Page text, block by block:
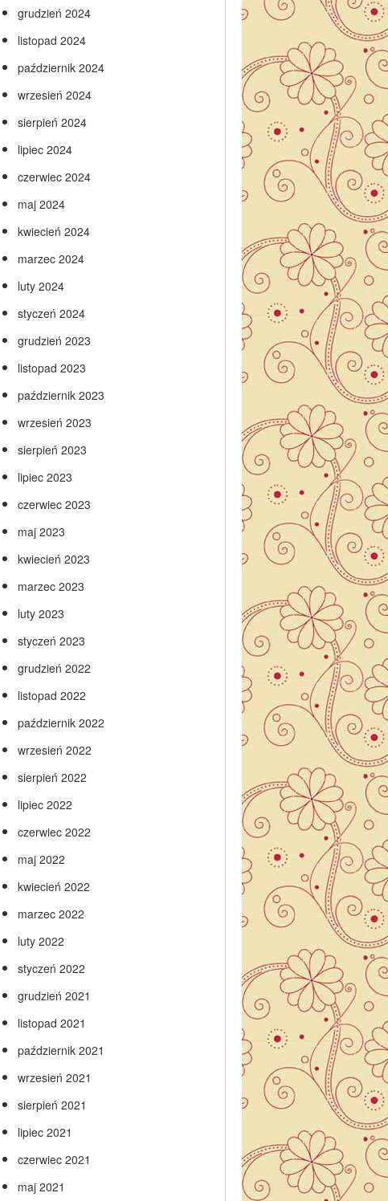
grudzień 2024
listopad 2024
październik 2024
wrzesień 2024
sierpień 2024
lipiec 2024
czerwiec 2024
maj 2024
kwiecień 2024
marzec 2024
luty 2024
styczeń 2024
grudzień 2023
listopad 2023
październik 2023
wrzesień 2023
sierpień 2023
lipiec 2023
czerwiec 2023
maj 2023
kwiecień 2023
marzec 2023
luty 2023
styczeń 2023
grudzień 2022
listopad 2022
październik 2022
wrzesień 2022
sierpień 2022
lipiec 2022
czerwiec 2022
maj 2022
kwiecień 2022
marzec 2022
luty 2022
styczeń 2022
grudzień 2021
listopad 2021
październik 2021
wrzesień 2021
sierpień 2021
lipiec 2021
czerwiec 2021
maj 2021